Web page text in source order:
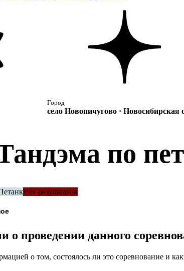
Город
село Новопичугово · Новосибирская
по
Нет результатов
о проведении данного
о том, состоялось ли это соревнование и